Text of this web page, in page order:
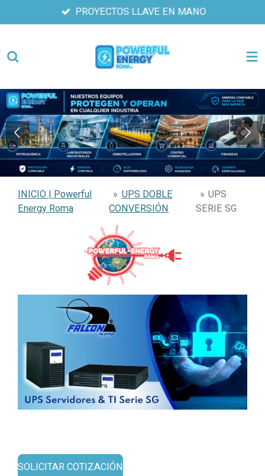
al
principal
PROYECTOS LLAVE EN MANO
INICIO | Powerful
Energy Roma
» UPS DOBLE
CONVERSIÓN
» UPS
SERIE SG
SOLICITAR COTIZACIÓN